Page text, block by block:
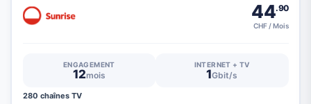
44.90
CHF / Mois
ENGAGEMENT
12mois
INTERNET + TV
1Gbit/s
280 chaînes TV